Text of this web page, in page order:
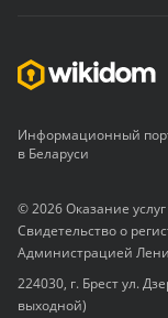
Информационный
в Беларуси
© 2026 Оказание
Свидетельство о
Администрацией
224030, г. Брест ул.
выходной)